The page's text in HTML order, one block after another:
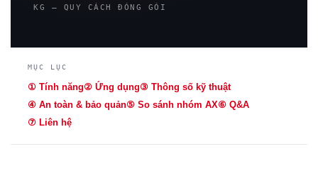
KG — QUY CÁCH ĐÓNG GÓI
MỤC LỤC
① Tính năng② Ứng dụng③ Thông số kỹ thuật
④ An toàn & bảo quản⑤ So sánh nhóm AX⑥ Q&A
⑦ Liên hệ